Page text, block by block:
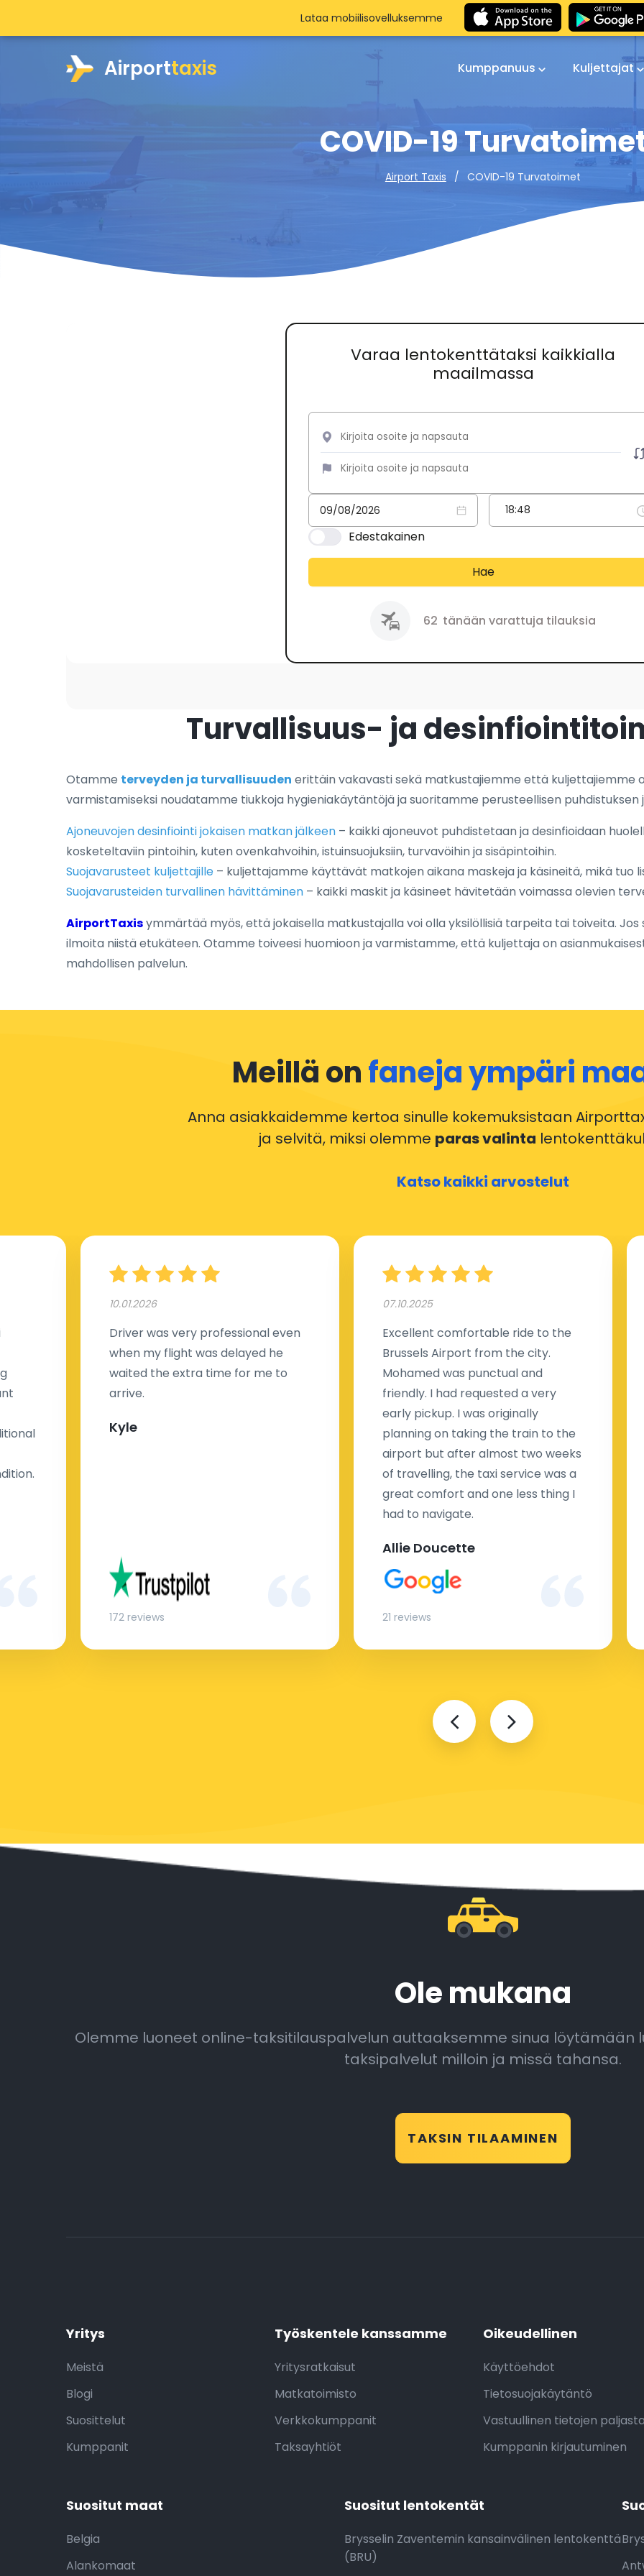
Airporttaxis Kumppanuus Kuljettajat
COVID-19
Airport Taxis COVID-19 Turvatoimet
Lataa mobiilisovelluksemme
Varaa lentokenttätaksi kaikkialla
maailmassa
Edestakainen
Hae
62 tänään varattuja tilauksia
Turvallisuus- ja
Otamme terveyden ja turvallisuuden erittäin vakavasti sekä matkustajiemme että kuljettajiemme
varmistamiseksi noudatamme tiukkoja hygieniakäytäntöjä ja suoritamme perusteellisen puhdistuksen
Ajoneuvojen desinfiointi jokaisen matkan jälkeen – kaikki ajoneuvot puhdistetaan ja desinfioidaan
kosketeltaviin pintoihin, kuten ovenkahvoihin, istuinsuojuksiin, turvavöihin ja sisäpintoihin.
Suojavarusteet kuljettajille – kuljettajamme käyttävät matkojen aikana maskeja ja käsineitä, mikä tuo
Suojavarusteiden turvallinen hävittäminen – kaikki maskit ja käsineet hävitetään voimassa olevien
AirportTaxisymmärtää myös, että jokaisella matkustajalla voi olla yksilöllisiä tarpeita tai toiveita.
ilmoita niistä etukäteen. Otamme toiveesi huomioon ja varmistamme, että kuljettaja on
mahdollisen palvelun.
Meillä onfaneja ympäri
Anna asiakkaidemme kertoa sinulle kokemuksistaan
ja selvitä, miksi olemme paras valinta
Katso kaikki arvostelut
10.01.2026
Driver was very professional even
when my flight was delayed he
waited the extra time for me to
arrive.
Kyle
172 reviews
07.10.2025
Excellent comfortable ride to the
Brussels Airport from the city.
Mohamed was punctual and
friendly. I had requested a very
early pickup. I was originally
planning on taking the train to the
airport but after almost two weeks
of travelling, the taxi service was a
great comfort and one less thing I
had to navigate.
Allie Doucette
21 reviews
Ole mukana
Olemme luoneet online-taksitilauspalvelun auttaaksemme sinua
taksipalvelut milloin ja missä tahansa.
TAKSIN TILAAMINEN
Yritys
Meistä
Blogi
Suosittelut
Kumppanit
Työskentele kanssamme
Yritysratkaisut
Matkatoimisto
Verkkokumppanit
Taksayhtiöt
Oikeudellinen
Käyttöehdot
Tietosuojakäytäntö
Vastuullinen tietojen
Kumppanin kirjautuminen
Suositut maat
Belgia
Alankomaat
Suositut lentokentät
Brysselin Zaventemin kansainvälinen lentokenttä
(BRU)